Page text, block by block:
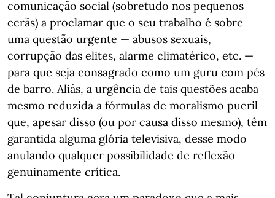
comunicação social (sobretudo nos pequenos
ecrãs) a proclamar que o seu trabalho é sobre
uma questão urgente — abusos sexuais,
corrupção das elites, alarme climatérico, etc. —
para que seja consagrado como um guru com pés
de barro. Aliás, a urgência de tais questões acaba
mesmo reduzida a fórmulas de moralismo pueril
que, apesar disso (ou por causa disso mesmo), têm
garantida alguma glória televisiva, desse modo
anulando qualquer possibilidade de reflexão
genuinamente crítica.